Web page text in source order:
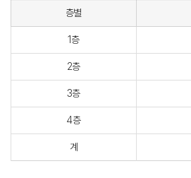
층별
1층
2층
3층
4층
계